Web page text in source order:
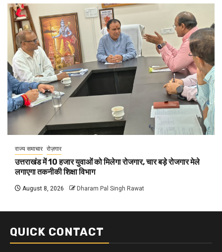
राज्य समाचार रोज़गार
उत्तराखंड में 10 हजार युवाओं को मिलेगा रोजगार, चार बड़े रोजगार मेले
लगाएगा तकनीकी शिक्षा विभाग
August 8, 2026 Dharam Pal Singh Rawat
QUICK CONTACT